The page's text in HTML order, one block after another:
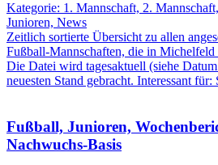
Kategorie: 1. Mannschaft, 2.
Junioren, News
Zeitlich sortierte Übersicht zu allen
Fußball-Mannschaften, die in Michelfeld
Die Datei wird tagesaktuell (siehe
neuesten Stand gebracht. Interessant
Fußball, Junioren,
Nachwuchs-Basis